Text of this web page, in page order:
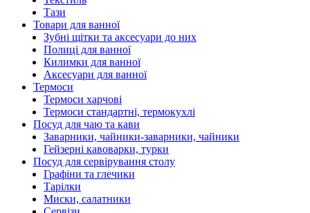
Тази
Товари для ванної
Зубні щітки та аксесуари до них
Полиці для ванної
Килимки для ванної
Аксесуари для ванної
Термоси
Термоси харчові
Термоси стандартні, термокухлі
Посуд для чаю та кави
Заварники, чайники-заварники, чайники
Гейзерні кавоварки, турки
Посуд для сервірування столу
Графіни та глечики
Тарілки
Миски, салатники